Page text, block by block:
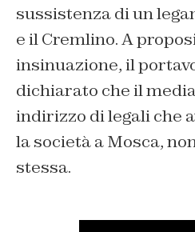
sussistenza di un
e il Cremlino. A
insinuazione, il
dichiarato che il
indirizzo di legali che
la società a Mosca,
stessa.